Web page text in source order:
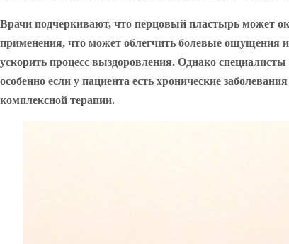
Врачи подчеркивают, что перцовый пластырь может
применения, что может облегчить болевые
ускорить процесс выздоровления. Однако
особенно если у пациента есть хронические
комплексной терапии.